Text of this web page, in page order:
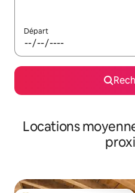
Départ
Locations